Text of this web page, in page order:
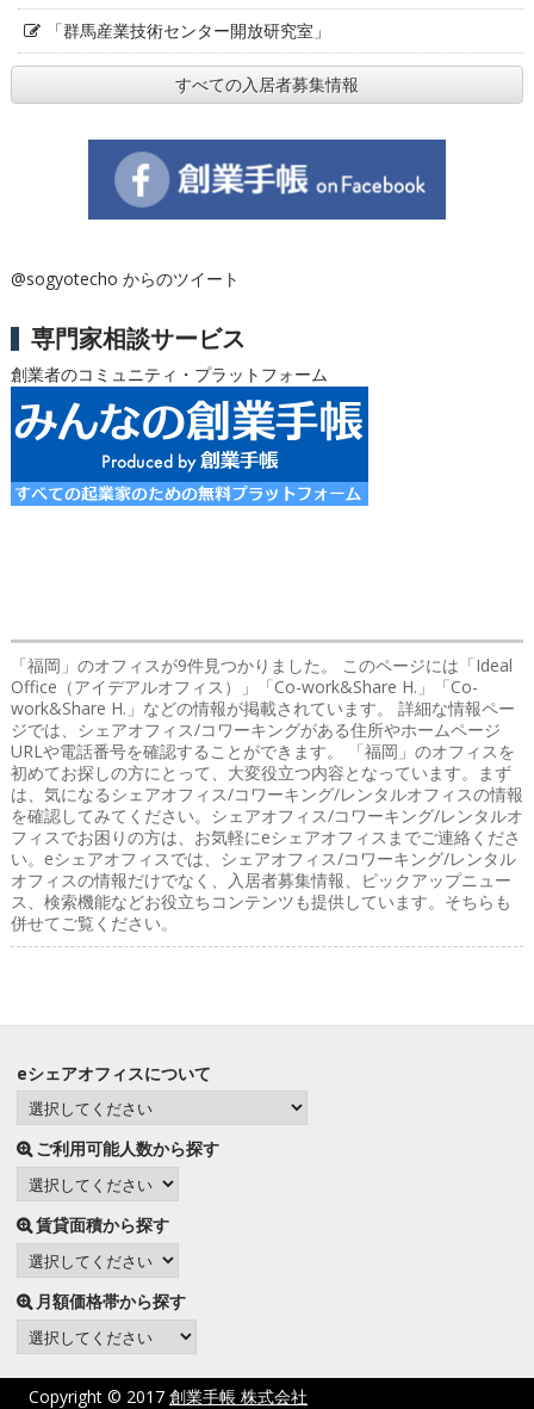
「群馬産業技術センター開放研究室」
すべての入居者募集情報
@sogyotecho からのツイート
専門家相談サービス
創業者のコミュニティ・プラットフォーム
「福岡」のオフィスが9件見つかりました。 このページには「Ideal
Office（アイデアルオフィス）」「Co-work&Share H.」「Co-
work&Share H.」などの情報が掲載されています。 詳細な情報ペー
ジでは、シェアオフィス/コワーキングがある住所やホームページ
URLや電話番号を確認することができます。 「福岡」のオフィスを
初めてお探しの方にとって、大変役立つ内容となっています。まず
は、気になるシェアオフィス/コワーキング/レンタルオフィスの情報
を確認してみてください。シェアオフィス/コワーキング/レンタルオ
フィスでお困りの方は、お気軽にeシェアオフィスまでご連絡くださ
い。eシェアオフィスでは、シェアオフィス/コワーキング/レンタル
オフィスの情報だけでなく、入居者募集情報、ピックアップニュー
ス、検索機能などお役立ちコンテンツも提供しています。そちらも
併せてご覧ください。
eシェアオフィスについて
ご利用可能人数から探す
賃貸面積から探す
月額価格帯から探す
Copyright © 2017 創業手帳 株式会社